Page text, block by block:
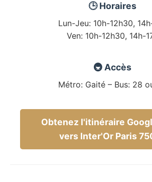
🕒 Horaires
Lun-Jeu: 10h-12h30,
Ven: 10h-12h30, 14h-
🚇 Accès
Métro: Gaité – Bus: 28
Obtenez l'itinéraire
vers Inter'Or Paris